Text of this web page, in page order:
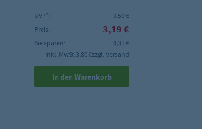
UVP²:
3,50 €
Preis:
3,19 €
Sie sparen:
0,31 €
inkl. MwSt.3,80 €zzgl. Versand
In den Warenkorb